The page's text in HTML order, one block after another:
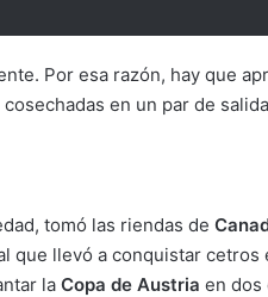
Por esa razón, hay que
en un par de
tomó las riendas de
que llevó a conquistar cetros
la Copa de Austria en dos